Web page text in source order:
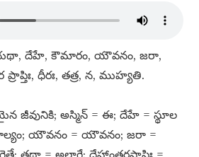
యథా, దేహే, కౌమారం, యౌవనం, జరా,
ధీరః, తత్ర, న, ముహ్యతి.
అస్మిన్​ = ఈ; దేహే = స్థూల
యౌవనం = యౌవనం; జరా =